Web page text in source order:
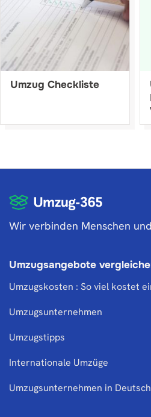
Umzug Checkliste
Wir verbinden Menschen
Umzugsangebote
Umzugskosten : So viel kostet
Umzugsunternehmen
Umzugstipps
Internationale Umzüge
Umzugsunternehmen in